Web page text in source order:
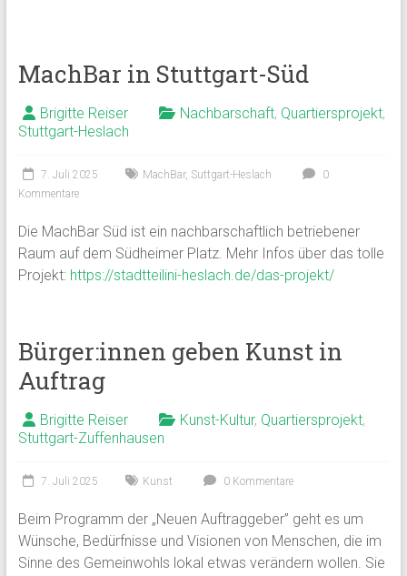
MachBar in Stuttgart-Süd
Brigitte Reiser Nachbarschaft, Quartiersprojekt,
Stuttgart-Heslach
7. Juli 2025 MachBar, Suttgart-Heslach
0
Kommentare
Die MachBar Süd ist ein nachbarschaftlich betriebener
Raum auf dem Südheimer Platz. Mehr Infos über das tolle
Projekt: https://stadtteilini-heslach.de/das-projekt/
Bürger:innen geben Kunst in
Auftrag
Brigitte Reiser Kunst-Kultur, Quartiersprojekt,
Stuttgart-Zuffenhausen
7. Juli 2025 Kunst 0 Kommentare
Beim Programm der „Neuen Auftraggeber” geht es um
Wünsche, Bedürfnisse und Visionen von Menschen, die im
Sinne des Gemeinwohls lokal etwas verändern wollen. Sie